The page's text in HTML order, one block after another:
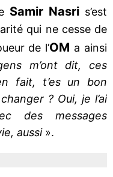
Samir Nasri s’est
qui ne cesse de
de l’OM a ainsi
m’ont dit, ces
fait, t’es un bon
? Oui, je l’ai
des messages
aussi ».